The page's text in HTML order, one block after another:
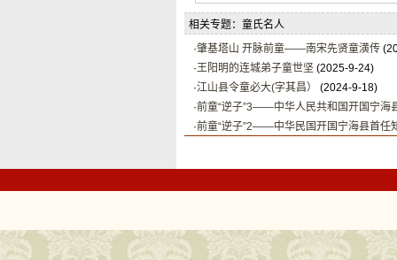
相关专题：童氏名人
·肇基塔山 开脉前童——南宋先贤童潢传
·王阳明的连城弟子童世坚(2025-9-24)
·江山县令童必大(字其昌）
(2024-9-18)
·前童“逆子”3——中华人民共和国开国宁海
·前童“逆子”2——中华民国开国宁海县首任